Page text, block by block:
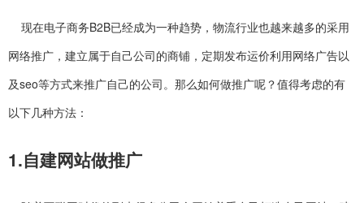
现在电子商务B2B已经成为一种趋势，物流行业也越来越多的采用
网络推广，建立属于自己公司的商铺，定期发布运价利用网络广告以
及seo等方式来推广自己的公司。那么如何做推广呢？值得考虑的有
以下几种方法：
1.自建网站做推广